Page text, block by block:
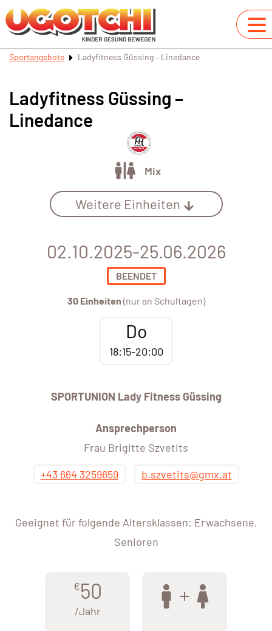
Sportangebote Ladyfitness Güssing – Linedance
Ladyfitness Güssing –
Linedance
Mix
Weitere Einheiten
02.10.2025-25.06.2026
BEENDET
30 Einheiten (nur an Schultagen)
Do
18:15-20:00
SPORTUNION Lady Fitness Güssing
Ansprechperson
Frau Brigitte Szvetits
+43 664 3259659
b.szvetits@gmx.at
Geeignet für folgende Altersklassen: Erwachsene,
Senioren
€50
/Jahr